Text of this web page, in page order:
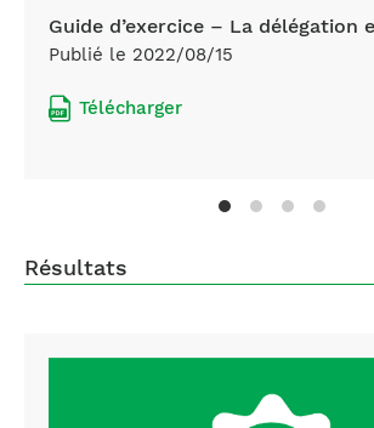
Guide d’exercice – La délégation
Publié le 2022/08/15
Télécharger
Résultats